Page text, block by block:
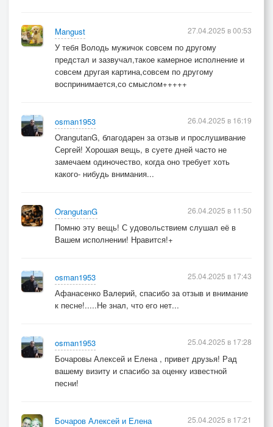
Mangust
У тебя Володь мужичок совсем по другому
предстал и зазвучал,такое камерное исполнение и
совсем другая картина,совсем по другому
воспринимается,со смыслом+++++
27.04.2025 в 00:53
osman1953
OrangutanG, благодарен за отзыв и прослушивание
Сергей! Хорошая вещь, в суете дней часто не
замечаем одиночество, когда оно требует хоть
какого- нибудь внимания...
26.04.2025 в 16:19
OrangutanG
Помню эту вещь! С удовольствием слушал её в
Вашем исполнении! Нравится!+
26.04.2025 в 11:50
osman1953
Афанасенко Валерий, спасибо за отзыв и внимание
к песне!.....Не знал, что его нет...
25.04.2025 в 17:43
osman1953
Бочаровы Алексей и Елена , привет друзья! Рад
вашему визиту и спасибо за оценку известной
песни!
25.04.2025 в 17:28
Бочаров Алексей и Елена
25.04.2025 в 17:21